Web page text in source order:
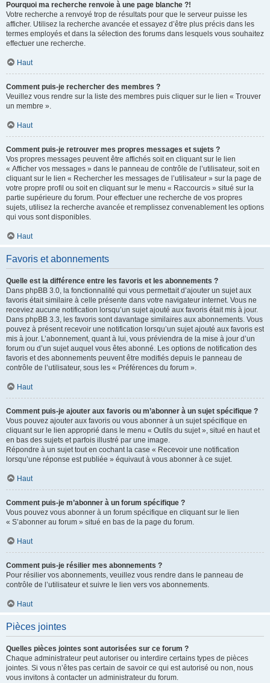
Pourquoi ma recherche renvoie à une page blanche ?!
Votre recherche a renvoyé trop de résultats pour que le serveur puisse les
afficher. Utilisez la recherche avancée et essayez d’être plus précis dans les
termes employés et dans la sélection des forums dans lesquels vous souhaitez
effectuer une recherche.
Haut
Comment puis-je rechercher des membres ?
Veuillez vous rendre sur la liste des membres puis cliquer sur le lien « Trouver
un membre ».
Haut
Comment puis-je retrouver mes propres messages et sujets ?
Vos propres messages peuvent être affichés soit en cliquant sur le lien
« Afficher vos messages » dans le panneau de contrôle de l’utilisateur, soit en
cliquant sur le lien « Rechercher les messages de l’utilisateur » sur la page de
votre propre profil ou soit en cliquant sur le menu « Raccourcis » situé sur la
partie supérieure du forum. Pour effectuer une recherche de vos propres
sujets, utilisez la recherche avancée et remplissez convenablement les options
qui vous sont disponibles.
Haut
Favoris et abonnements
Quelle est la différence entre les favoris et les abonnements ?
Dans phpBB 3.0, la fonctionnalité qui vous permettait d’ajouter un sujet aux
favoris était similaire à celle présente dans votre navigateur internet. Vous ne
receviez aucune notification lorsqu’un sujet ajouté aux favoris était mis à jour.
Dans phpBB 3.3, les favoris sont davantage similaires aux abonnements. Vous
pouvez à présent recevoir une notification lorsqu’un sujet ajouté aux favoris est
mis à jour. L’abonnement, quant à lui, vous préviendra de la mise à jour d’un
forum ou d’un sujet auquel vous êtes abonné. Les options de notification des
favoris et des abonnements peuvent être modifiés depuis le panneau de
contrôle de l’utilisateur, sous les « Préférences du forum ».
Haut
Comment puis-je ajouter aux favoris ou m’abonner à un sujet spécifique ?
Vous pouvez ajouter aux favoris ou vous abonner à un sujet spécifique en
cliquant sur le lien approprié dans le menu « Outils du sujet », situé en haut et
en bas des sujets et parfois illustré par une image.
Répondre à un sujet tout en cochant la case « Recevoir une notification
lorsqu’une réponse est publiée » équivaut à vous abonner à ce sujet.
Haut
Comment puis-je m’abonner à un forum spécifique ?
Vous pouvez vous abonner à un forum spécifique en cliquant sur le lien
« S’abonner au forum » situé en bas de la page du forum.
Haut
Comment puis-je résilier mes abonnements ?
Pour résilier vos abonnements, veuillez vous rendre dans le panneau de
contrôle de l’utilisateur et suivre le lien vers vos abonnements.
Haut
Pièces jointes
Quelles pièces jointes sont autorisées sur ce forum ?
Chaque administrateur peut autoriser ou interdire certains types de pièces
jointes. Si vous n’êtes pas certain de savoir ce qui est autorisé ou non, nous
vous invitons à contacter un administrateur du forum.